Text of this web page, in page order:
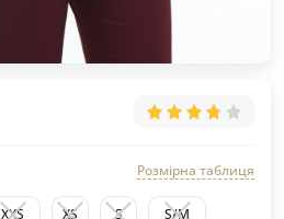
Розмірна таблиця
XXS XS S S/M